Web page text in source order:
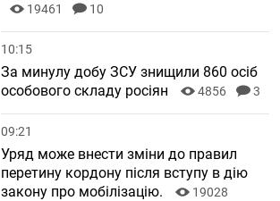
19461 10
10:15
За минулу добу ЗСУ знищили 860 осіб
особового складу росіян
4856 3
09:21
Уряд може внести зміни до правил
перетину кордону після вступу в дію
закону про мобілізацію.
19028